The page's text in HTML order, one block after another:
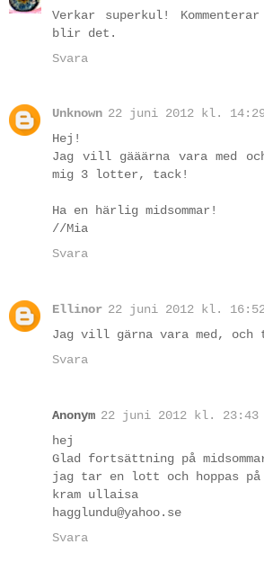
Verkar superkul!
blir det.
Svara
Unknown 22 juni 2012 kl.
Hej!
Jag vill gääärna vara med
mig 3 lotter, tack!
Ha en härlig midsommar!
//Mia
Svara
Ellinor 22 juni 2012 kl.
Jag vill gärna vara med,
Svara
Anonym 22 juni 2012 kl. 23:43
hej
Glad fortsättning på
jag tar en lott och hoppas
kram ullaisa
hagglundu@yahoo.se
Svara